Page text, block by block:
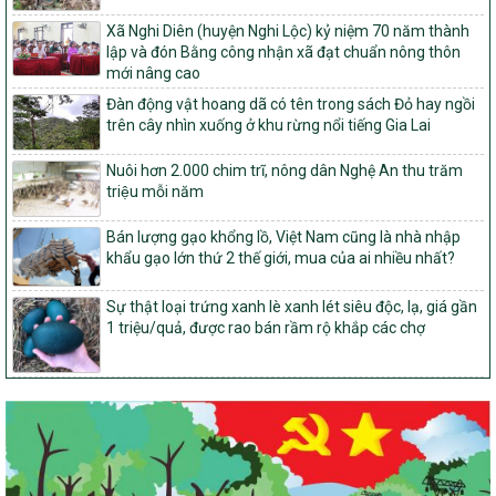
Về việc đăng ký thực hiện Dự án liên kết theo chuỗi giá trị thuộc
Dự án 2 – Chương trình Mục tiêu quốc gia Giảm nghèo bền vững
giai đoạn 2021-2025 được kéo dài sang năm 2026
827/QĐ-BNNMT
Quyết định Ban hành Kế hoạch triển khai thực hiện Chương trình
mục tiêu quốc gia xây dựng nông thôn mới, giảm nghèo bền
vững và phát triển kinh tế – xã hội vùng đồng bào dân tộc thiểu
số và miền núi giai đoạn 2026-2035, giai đoạn I: Từ năm 2026
đến năm 2030
14/2026/TT-BNNMT
Hướng dẫn thực hiện một số nội dung tiêu chí, điều kiện thuộc Bộ
tiêu chí quốc gia về nông thôn mới giai đoạn 2026 – 2030 thuộc
phạm vi quản lý nhà nước của Bộ Nông nghiệp và Môi trường
417/QĐ-BNNMT
Phê duyệt Chương trình mục tiêu quốc gia xây dựng nông thôn
mới, giảm nghèo bền vững và phát triển kinh tế – xã hội vùng
đồng bào dân tộc thiểu số và miền núi giai đoạn 2026-2035, giai
đoạn I: Từ năm 2026 đến năm 2030
Nghị quyết số 08/2026/NQ-HĐND
Quy định nguyên tắc, tiêu chí, định mức phân bổ ngân sách trung
Xã Nghi Diên (huyện Nghi Lộc) kỷ niệm 70 năm thành
lập và đón Bằng công nhận xã đạt chuẩn nông thôn
mới nâng cao
Đàn động vật hoang dã có tên trong sách Đỏ hay ngồi
trên cây nhìn xuống ở khu rừng nổi tiếng Gia Lai
Nuôi hơn 2.000 chim trĩ, nông dân Nghệ An thu trăm
triệu mỗi năm
Bán lượng gạo khổng lồ, Việt Nam cũng là nhà nhập
khẩu gạo lớn thứ 2 thế giới, mua của ai nhiều nhất?
Sự thật loại trứng xanh lè xanh lét siêu độc, lạ, giá gần
1 triệu/quả, được rao bán rầm rộ khắp các chợ